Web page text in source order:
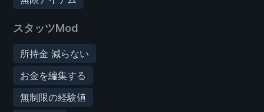
スタッツMod
所持金 減らない
お金を編集する
無制限の経験値